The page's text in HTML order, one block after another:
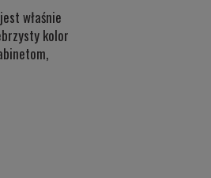
właśnie
kolor